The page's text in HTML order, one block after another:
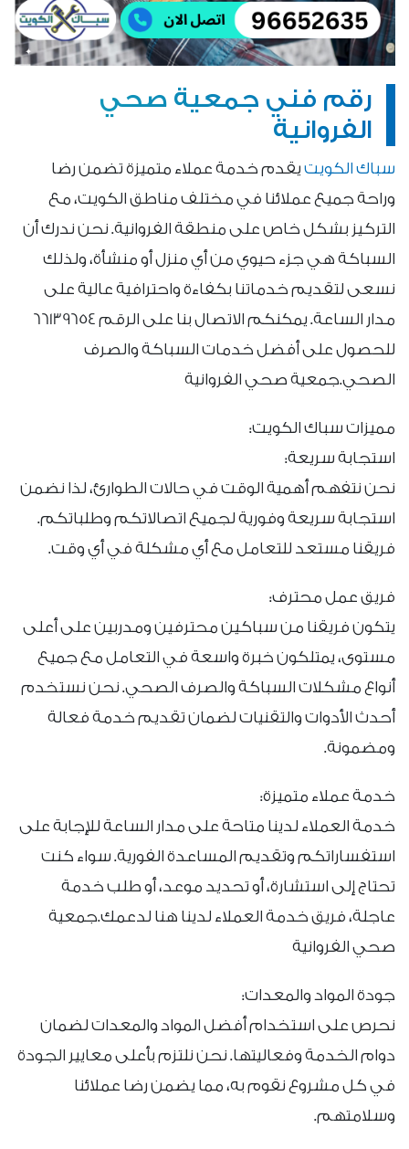
رقم فني جمعية صحي
الفروانية
سباك الكويت يقدم خدمة عملاء متميزة تضمن رضا
وراحة جميع عملائنا في مختلف مناطق الكويت، مع
التركيز بشكل خاص على منطقة الفروانية. نحن ندرك أن
السباكة هي جزء حيوي من أي منزل أو منشأة، ولذلك
نسعى لتقديم خدماتنا بكفاءة واحترافية عالية على
مدار الساعة. يمكنكم الاتصال بنا على الرقم 66139654
للحصول على أفضل خدمات السباكة والصرف
الصحي.جمعية صحي الفروانية
مميزات سباك الكويت:
استجابة سريعة:
نحن نتفهم أهمية الوقت في حالات الطوارئ، لذا نضمن
استجابة سريعة وفورية لجميع اتصالاتكم وطلباتكم.
فريقنا مستعد للتعامل مع أي مشكلة في أي وقت.
فريق عمل محترف:
يتكون فريقنا من سباكين محترفين ومدربين على أعلى
مستوى، يمتلكون خبرة واسعة في التعامل مع جميع
أنواع مشكلات السباكة والصرف الصحي. نحن نستخدم
أحدث الأدوات والتقنيات لضمان تقديم خدمة فعالة
ومضمونة.
خدمة عملاء متميزة:
خدمة العملاء لدينا متاحة على مدار الساعة للإجابة على
استفساراتكم وتقديم المساعدة الفورية. سواء كنت
تحتاج إلى استشارة، أو تحديد موعد، أو طلب خدمة
عاجلة، فريق خدمة العملاء لدينا هنا لدعمك.جمعية
صحي الفروانية
جودة المواد والمعدات:
نحرص على استخدام أفضل المواد والمعدات لضمان
دوام الخدمة وفعاليتها. نحن نلتزم بأعلى معايير الجودة
في كل مشروع نقوم به، مما يضمن رضا عملائنا
وسلامتهم.